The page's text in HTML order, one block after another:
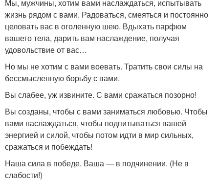
Мы, мужчины, хотим вами наслаждаться, испытывать
жизнь рядом с вами. Радоваться, смеяться и постоянно
целовать вас в оголенную шею. Вдыхать парфюм
вашего тела, дарить вам наслаждение, получая
удовольствие от вас…
Но мы не хотим с вами воевать. Тратить свои силы на
бессмысленную борьбу с вами.
Вы слабее, уж извините. С вами сражаться позорно!
Вы созданы, чтобы с вами заниматься любовью. Чтобы
вами наслаждаться, чтобы подпитываться вашей
энергией и силой, чтобы потом идти в мир сильных,
сражаться и побеждать!
Наша сила в победе. Ваша — в подчинении. (Не в
слабости!)